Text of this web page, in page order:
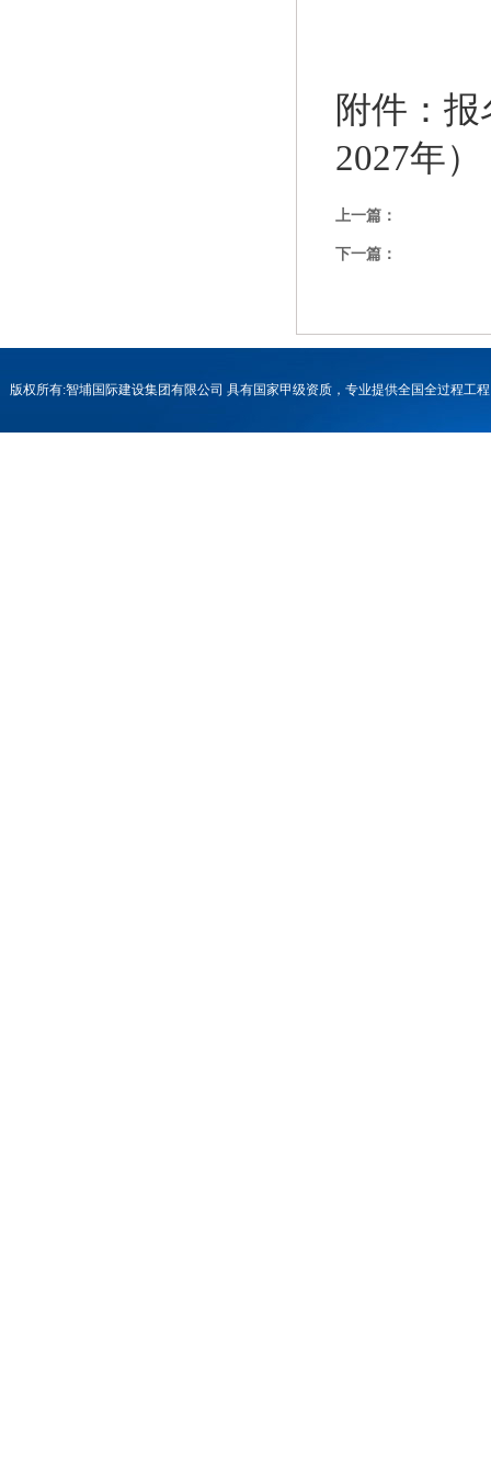
附件：
2027年）
上一篇：
下一篇：
版权所有:智埔国际建设集团有限公司 具有国家甲级资质，专业提供全国全过程